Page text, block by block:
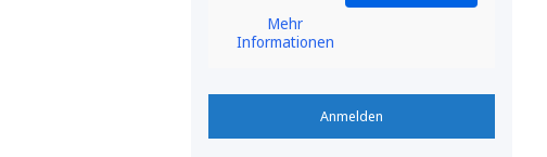
Mehr
Informationen
Anmelden